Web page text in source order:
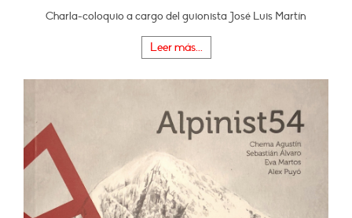
Charla-coloquio a cargo del guionista José Luis Martín
Leer más...